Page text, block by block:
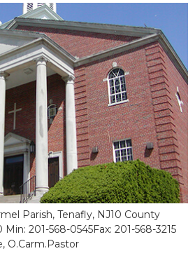
Parish, Tenafly, NJ10 County
201-568-0545Fax: 201-568-3215
O.Carm.Pastor